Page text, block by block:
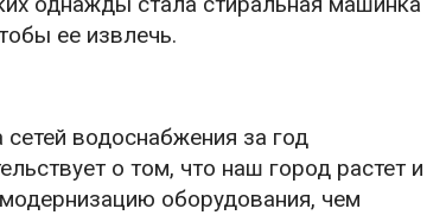
ее извлечь.
водоснабжения за год
о том, что наш город растет и
оборудования, чем